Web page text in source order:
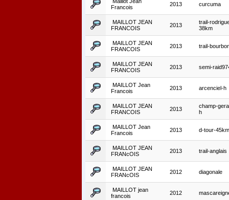
Francois
2013 curcuma
MAILLOT JEAN
FRANCOIS
2013
trail-
38km
MAILLOT JEAN
FRANCOIS
2013 trail-
MAILLOT JEAN
FRANCOIS
2013 semi-
MAILLOT Jean
Francois
2013 arcenciel-h
MAILLOT JEAN
FRANCOIS
2013
champ-
h
MAILLOT Jean
Francois
2013 d-tour-45km
MAILLOT JEAN
FRANcOIS
2013 trail-anglais
MAILLOT JEAN
FRANcOIS
2012 diagonale
MAILLOT jean
francois
2012